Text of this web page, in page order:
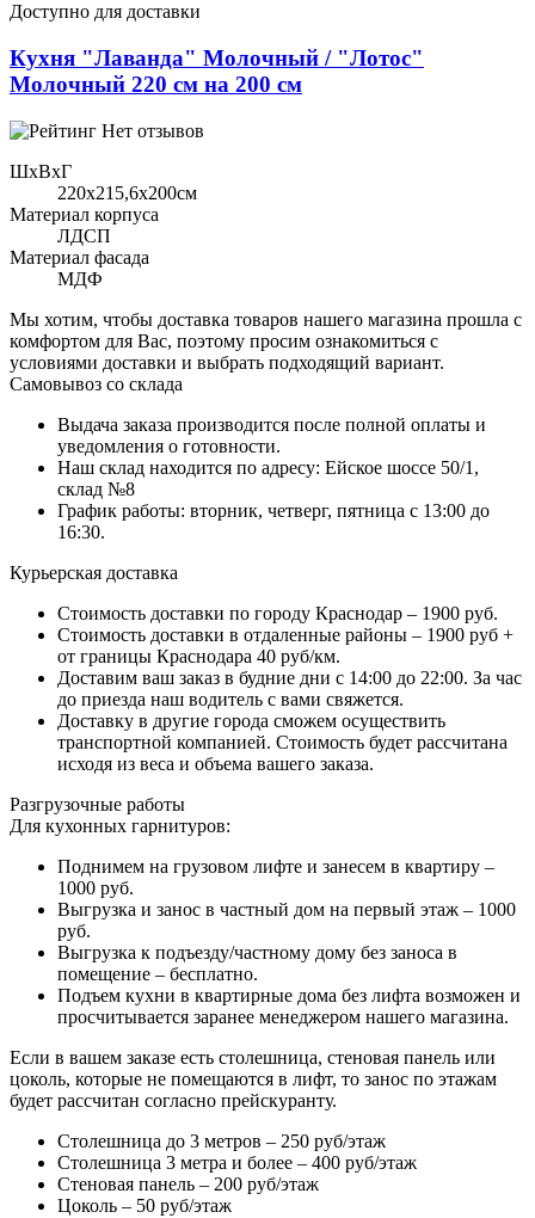
Доступно для доставки
Кухня "Лаванда" Молочный / "Лотос"
Молочный 220 см на 200 см
Нет отзывов
ШхВхГ
220x215,6х200см
Материал корпуса
ЛДСП
Материал фасада
МДФ
Мы хотим, чтобы доставка товаров нашего магазина прошла с
комфортом для Вас, поэтому просим ознакомиться с
условиями доставки и выбрать подходящий вариант.
Самовывоз со склада
Выдача заказа производится после полной оплаты и
уведомления о готовности.
Наш склад находится по адресу: Ейское шоссе 50/1,
склад №8
График работы: вторник, четверг, пятница с 13:00 до
16:30.
Курьерская доставка
Стоимость доставки по городу Краснодар – 1900 руб.
Стоимость доставки в отдаленные районы – 1900 руб +
от границы Краснодара 40 руб/км.
Доставим ваш заказ в будние дни с 14:00 до 22:00. За час
до приезда наш водитель с вами свяжется.
Доставку в другие города сможем осуществить
транспортной компанией. Стоимость будет рассчитана
исходя из веса и объема вашего заказа.
Разгрузочные работы
Для кухонных гарнитуров:
Поднимем на грузовом лифте и занесем в квартиру –
1000 руб.
Выгрузка и занос в частный дом на первый этаж – 1000
руб.
Выгрузка к подъезду/частному дому без заноса в
помещение – бесплатно.
Подъем кухни в квартирные дома без лифта возможен и
просчитывается заранее менеджером нашего магазина.
Если в вашем заказе есть столешница, стеновая панель или
цоколь, которые не помещаются в лифт, то занос по этажам
будет рассчитан согласно прейскуранту.
Столешница до 3 метров – 250 руб/этаж
Столешница 3 метра и более – 400 руб/этаж
Стеновая панель – 200 руб/этаж
Цоколь – 50 руб/этаж